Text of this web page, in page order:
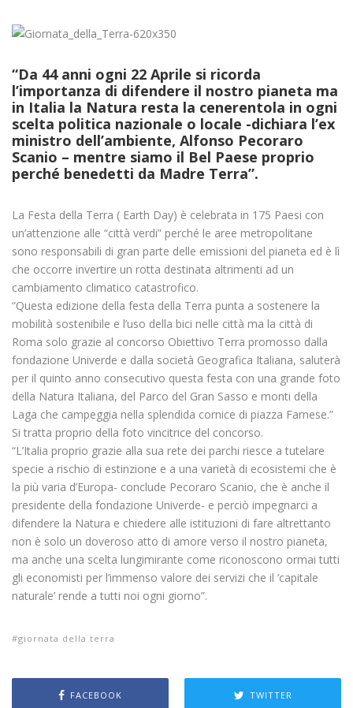
“Da 44 anni ogni 22 Aprile si ricorda
l’importanza di difendere il nostro pianeta ma
in Italia la Natura resta la cenerentola in ogni
scelta politica nazionale o locale -dichiara l’ex
ministro dell’ambiente, Alfonso Pecoraro
Scanio – mentre siamo il Bel Paese proprio
perché benedetti da Madre Terra”.
La Festa della Terra ( Earth Day) è celebrata in 175 Paesi con
un’attenzione alle “città verdi” perché le aree metropolitane
sono responsabili di gran parte delle emissioni del pianeta ed è lì
che occorre invertire un rotta destinata altrimenti ad un
cambiamento climatico catastrofico.
“Questa edizione della festa della Terra punta a sostenere la
mobilità sostenibile e l’uso della bici nelle città ma la città di
Roma solo grazie al concorso Obiettivo Terra promosso dalla
fondazione Univerde e dalla società Geografica Italiana, saluterà
per il quinto anno consecutivo questa festa con una grande foto
della Natura Italiana, del Parco del Gran Sasso e monti della
Laga che campeggia nella splendida cornice di piazza Farnese.”
Si tratta proprio della foto vincitrice del concorso.
“L’Italia proprio grazie alla sua rete dei parchi riesce a tutelare
specie a rischio di estinzione e a una varietà di ecosistemi che è
la più varia d’Europa- conclude Pecoraro Scanio, che è anche il
presidente della fondazione Univerde- e perciò impegnarci a
difendere la Natura e chiedere alle istituzioni di fare altrettanto
non è solo un doveroso atto di amore verso il nostro pianeta,
ma anche una scelta lungimirante come riconoscono ormai tutti
gli economisti per l’immenso valore dei servizi che il ‘capitale
naturale’ rende a tutti noi ogni giorno”.
giornata della terra
FACEBOOK TWITTER